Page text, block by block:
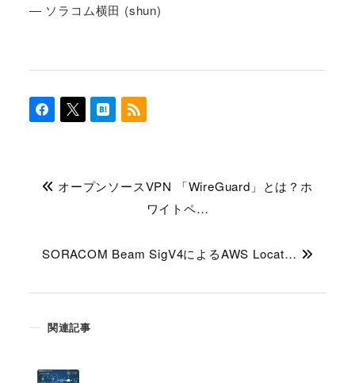
― ソラコム横田 (shun)
関連記事
オープンソースVPN 「WireGuard」とは？ホ
ワイトペ…
SORACOM Beam SigV4によるAWS Locat…